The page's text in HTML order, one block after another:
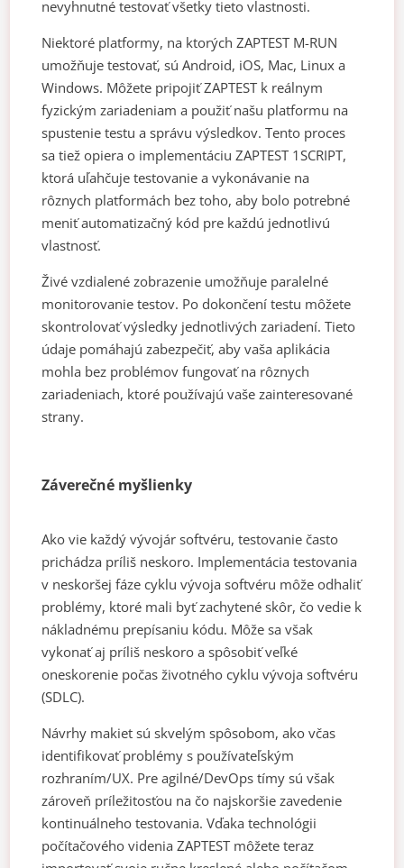
nevyhnutné testovať všetky tieto vlastnosti.
Niektoré platformy, na ktorých ZAPTEST M-RUN
umožňuje testovať, sú Android, iOS, Mac, Linux a
Windows. Môžete pripojiť ZAPTEST k reálnym
fyzickým zariadeniam a použiť našu platformu na
spustenie testu a správu výsledkov. Tento proces
sa tiež opiera o implementáciu ZAPTEST 1SCRIPT,
ktorá uľahčuje testovanie a vykonávanie na
rôznych platformách bez toho, aby bolo potrebné
meniť automatizačný kód pre každú jednotlivú
vlastnosť.
Živé vzdialené zobrazenie umožňuje paralelné
monitorovanie testov. Po dokončení testu môžete
skontrolovať výsledky jednotlivých zariadení. Tieto
údaje pomáhajú zabezpečiť, aby vaša aplikácia
mohla bez problémov fungovať na rôznych
zariadeniach, ktoré používajú vaše zainteresované
strany.
Záverečné myšlienky
Ako vie každý vývojár softvéru, testovanie často
prichádza príliš neskoro. Implementácia testovania
v neskoršej fáze cyklu vývoja softvéru môže odhaliť
problémy, ktoré mali byť zachytené skôr, čo vedie k
nákladnému prepísaniu kódu. Môže sa však
vykonať aj príliš neskoro a spôsobiť veľké
oneskorenie počas životného cyklu vývoja softvéru
(SDLC).
Návrhy makiet sú skvelým spôsobom, ako včas
identifikovať problémy s používateľským
rozhraním/UX. Pre agilné/DevOps tímy sú však
zároveň príležitosťou na čo najskoršie zavedenie
kontinuálneho testovania. Vďaka technológii
počítačového videnia ZAPTEST môžete teraz